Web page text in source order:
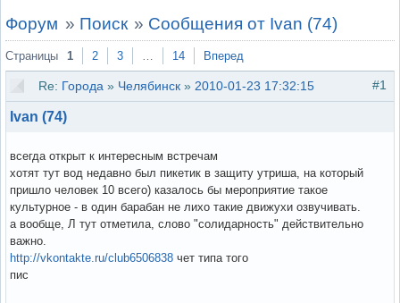
Форум » Поиск » Сообщения от Ivan (74)
Страницы 1 2 3 … 14 Вперед
#1
Re: Города » Челябинск » 2010-01-23 17:32:15
Ivan (74)
всегда открыт к интересным встречам
хотят тут вод недавно был пикетик в защиту утриша, на который
пришло человек 10 всего) казалось бы мероприятие такое
культурное - в один барабан не лихо такие движухи озвучивать.
а вообще, Л тут отметила, слово "солидарность" действительно
важно.
http://vkontakte.ru/club6506838 чет типа того
пис